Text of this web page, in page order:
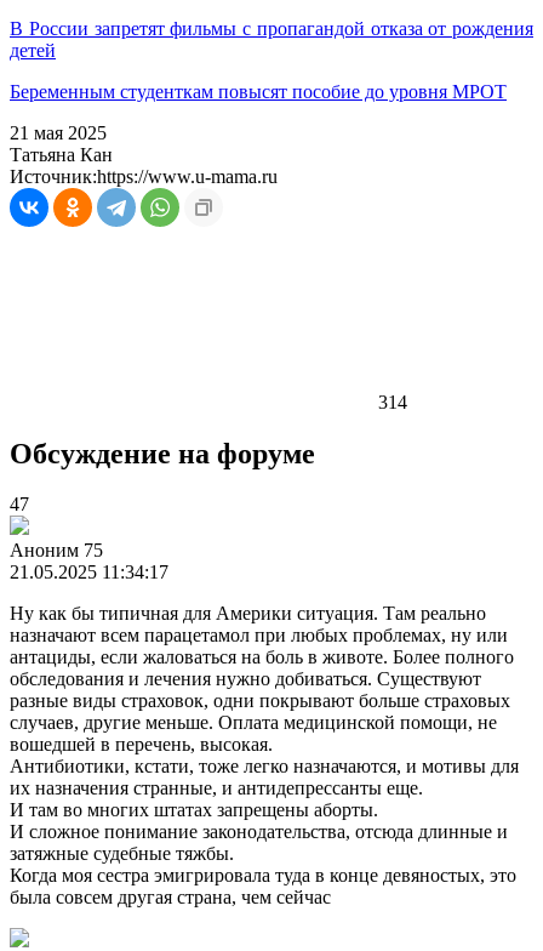
В России запретят фильмы с пропагандой отказа от рождения
детей
Беременным студенткам повысят пособие до уровня МРОТ
21 мая 2025
Татьяна Кан
Источник:https://www.u-mama.ru
314
Обсуждение на форуме
47
Аноним 75
21.05.2025 11:34:17
Ну как бы типичная для Америки ситуация. Там реально
назначают всем парацетамол при любых проблемах, ну или
антациды, если жаловаться на боль в животе. Более полного
обследования и лечения нужно добиваться. Существуют
разные виды страховок, одни покрывают больше страховых
случаев, другие меньше. Оплата медицинской помощи, не
вошедшей в перечень, высокая.
Антибиотики, кстати, тоже легко назначаются, и мотивы для
их назначения странные, и антидепрессанты еще.
И там во многих штатах запрещены аборты.
И сложное понимание законодательства, отсюда длинные и
затяжные судебные тяжбы.
Когда моя сестра эмигрировала туда в конце девяностых, это
была совсем другая страна, чем сейчас